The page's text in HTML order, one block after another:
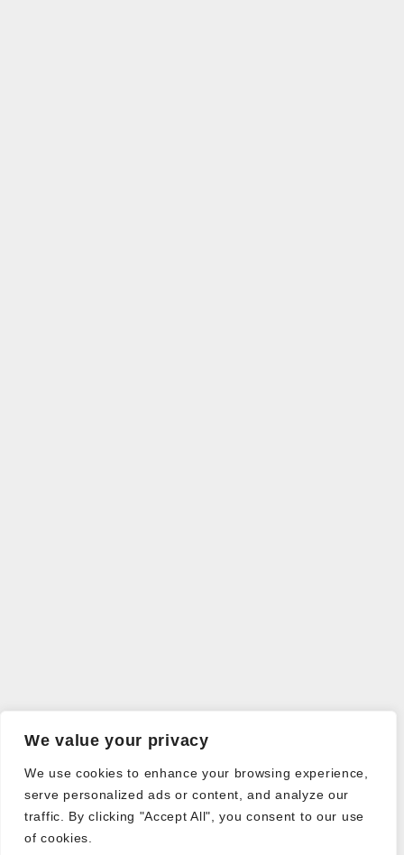
We value your privacy
We use cookies to enhance your browsing experience,
serve personalized ads or content, and analyze our
traffic. By clicking "Accept All", you consent to our use
of cookies.